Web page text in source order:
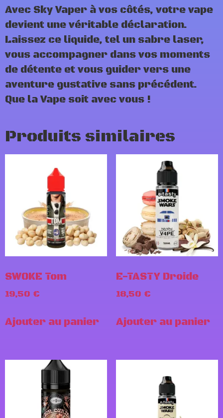
Avec Sky Vaper à vos côtés, votre vape
devient une véritable déclaration.
Laissez ce liquide, tel un sabre laser,
vous accompagner dans vos moments
de détente et vous guider vers une
aventure gustative sans précédent.
Que la Vape soit avec vous !
Produits similaires
SWOKE Tom
19,50 €
Ajouter au panier
E-TASTY Droide
18,50 €
Ajouter au panier